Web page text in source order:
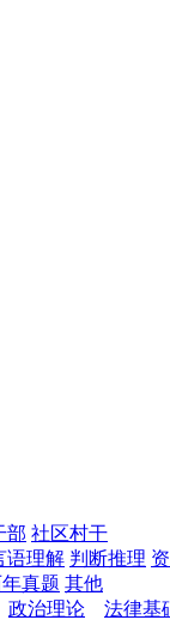
部 社区村干
语理解 判断推理
年真题 其他
政治理论
法律基